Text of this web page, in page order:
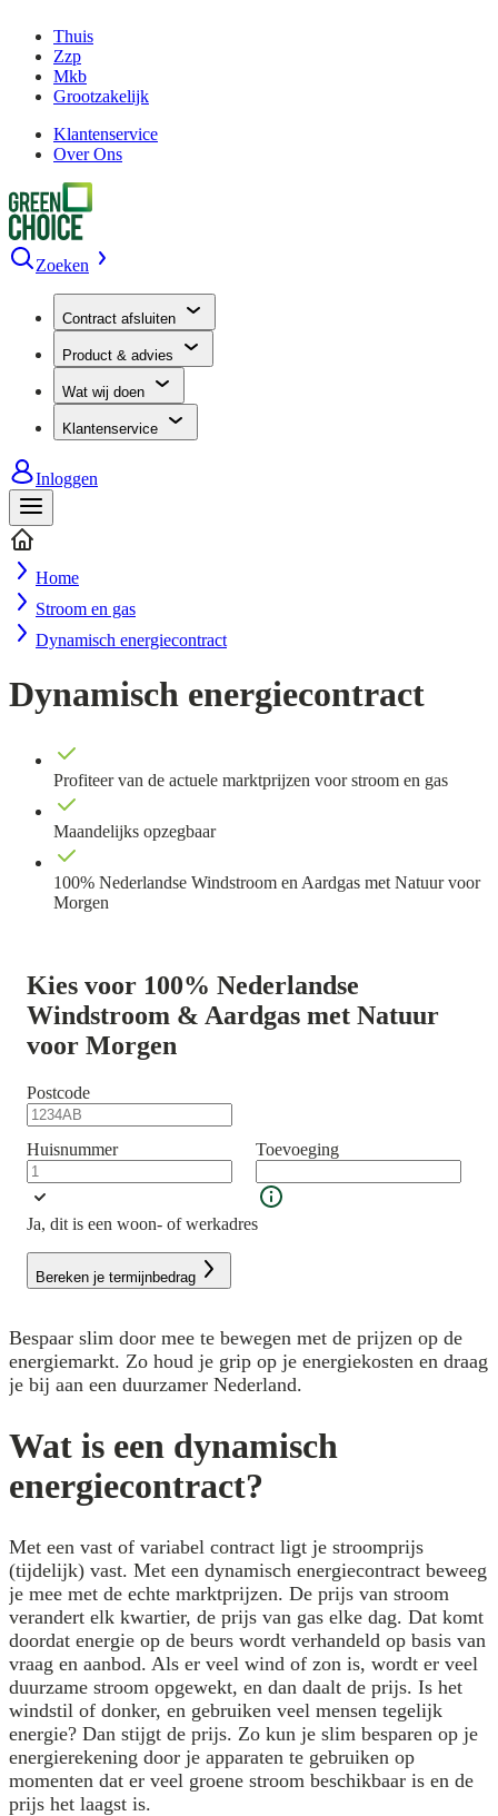
Thuis
Zzp
Mkb
Grootzakelijk
Klantenservice
Over Ons
Zoeken
Contract afsluiten
Product & advies
Wat wij doen
Klantenservice
Inloggen
Home
Stroom en gas
Dynamisch energiecontract
Dynamisch energiecontract
Profiteer van de actuele marktprijzen voor stroom en gas
Maandelijks opzegbaar
100% Nederlandse Windstroom en Aardgas met Natuur voor
Morgen
Kies voor 100% Nederlandse
Windstroom & Aardgas met Natuur
voor Morgen
Postcode
Huisnummer Toevoeging
Ja, dit is een woon- of werkadres
Bereken je termijnbedrag
Bespaar slim door mee te bewegen met de prijzen op de
energiemarkt. Zo houd je grip op je energiekosten en draag
je bij aan een duurzamer Nederland.
Wat is een dynamisch
energiecontract?
Met een vast of variabel contract ligt je stroomprijs
(tijdelijk) vast. Met een dynamisch energiecontract beweeg
je mee met de echte marktprijzen. De prijs van stroom
verandert elk kwartier, de prijs van gas elke dag. Dat komt
doordat energie op de beurs wordt verhandeld op basis van
vraag en aanbod. Als er veel wind of zon is, wordt er veel
duurzame stroom opgewekt, en dan daalt de prijs. Is het
windstil of donker, en gebruiken veel mensen tegelijk
energie? Dan stijgt de prijs. Zo kun je slim besparen op je
energierekening door je apparaten te gebruiken op
momenten dat er veel groene stroom beschikbaar is en de
prijs het laagst is.